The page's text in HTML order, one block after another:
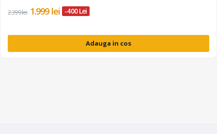
2.399 lei 1.999 lei -400 Lei
Adauga in cos